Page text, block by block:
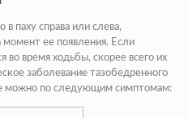
паху справа или слева,
ее появления. Если
время ходьбы, скорее всего их
заболевание тазобедренного
можно по следующим симптомам: